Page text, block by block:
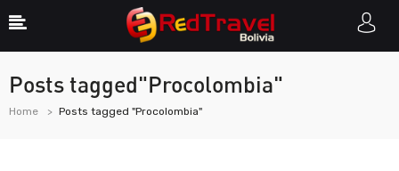
Posts tagged"Procolombia"
Home Posts tagged "Procolombia"